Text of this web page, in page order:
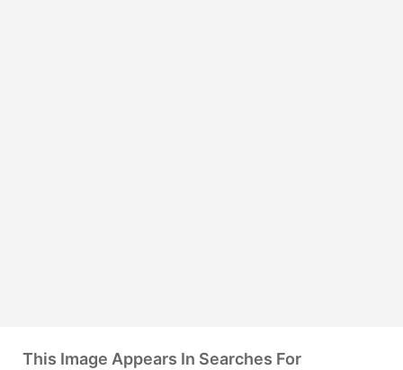
This Image Appears In Searches For